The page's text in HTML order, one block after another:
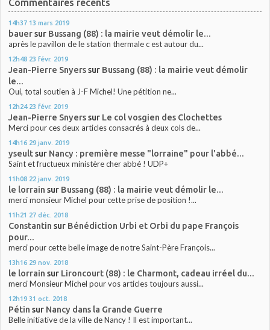
Commentaires récents
14h37 13 mars 2019
bauersur Bussang (88) : la mairie veut démolir le...
après le pavillon de le station thermale c est autour du...
12h48 23 févr. 2019
Jean-Pierre Snyerssur Bussang (88) : la mairie veut démolir
le...
Oui, total soutien à J-F Michel! Une pétition ne...
12h24 23 févr. 2019
Jean-Pierre Snyerssur Le col vosgien des Clochettes
Merci pour ces deux articles consacrés à deux cols de...
14h16 29 janv. 2019
yseultsur Nancy : première messe "lorraine" pour l'abbé...
Saint et fructueux ministère cher abbé ! UDP+
11h08 22 janv. 2019
le lorrain sur Bussang (88) : la mairie veut démolir le...
merci monsieur Michel pour cette prise de position !...
11h21 27 déc. 2018
Constantin sur Bénédiction Urbi et Orbi du pape François
pour...
merci pour cette belle image de notre Saint-Père François...
13h16 29 nov. 2018
le lorrain sur Lironcourt (88) : le Charmont, cadeau irréel du...
merci Monsieur Michel pour vos articles toujours aussi...
12h19 31 oct. 2018
Pétin sur Nancy dans la Grande Guerre
Belle initiative de la ville de Nancy ! Il est important...